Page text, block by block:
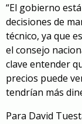
“El gobierno
decisiones de
técnico, ya que
el consejo
clave entender
precios puede
tendrían más
Para David